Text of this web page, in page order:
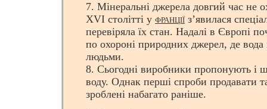
7. Мінеральні джерела довгий час не
XVI столітті у ФРАНЦІЇ з’явилася
перевіряла їх стан. Надалі в Європі
по охороні природних джерел, де вода
людьми.
8. Сьогодні виробники пропонують і
воду. Однак перші спроби продавати
зроблені набагато раніше.